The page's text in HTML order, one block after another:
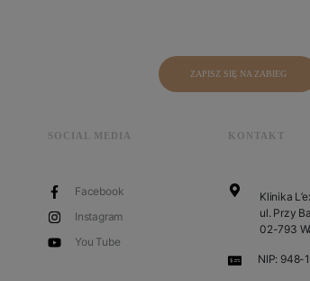
ZAPISZ SIĘ NA ZABIEG
SOCIAL MEDIA
Facebook
Instagram
You Tube
KONTAKT
Klinika
ul. Przy
02-793
NIP: 948-